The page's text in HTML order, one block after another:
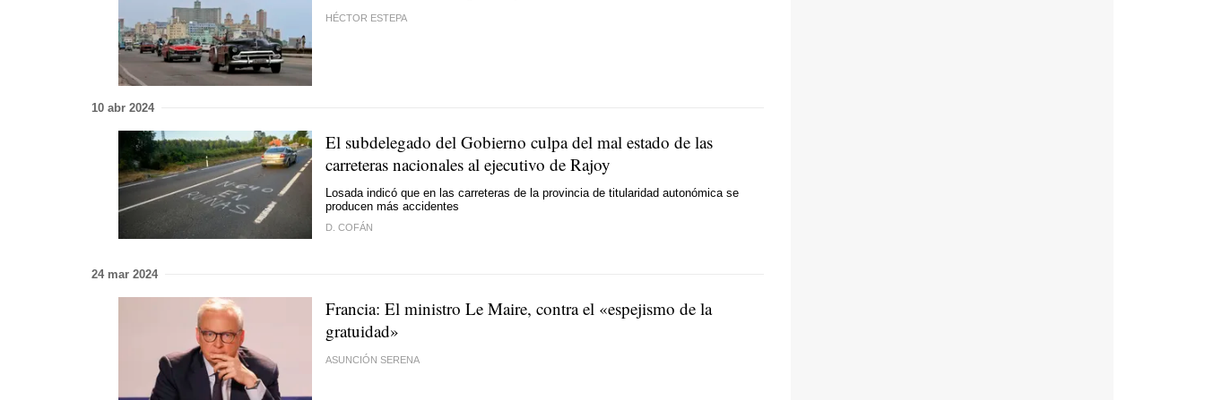
HÉCTOR ESTEPA
10 abr 2024
El subdelegado del Gobierno culpa del mal estado de las
carreteras nacionales al ejecutivo de Rajoy
Losada indicó que en las carreteras de la provincia de titularidad autonómica se
producen más accidentes
D. COFÁN
24 mar 2024
Francia: El ministro Le Maire, contra el «espejismo de la
gratuidad»
ASUNCIÓN SERENA